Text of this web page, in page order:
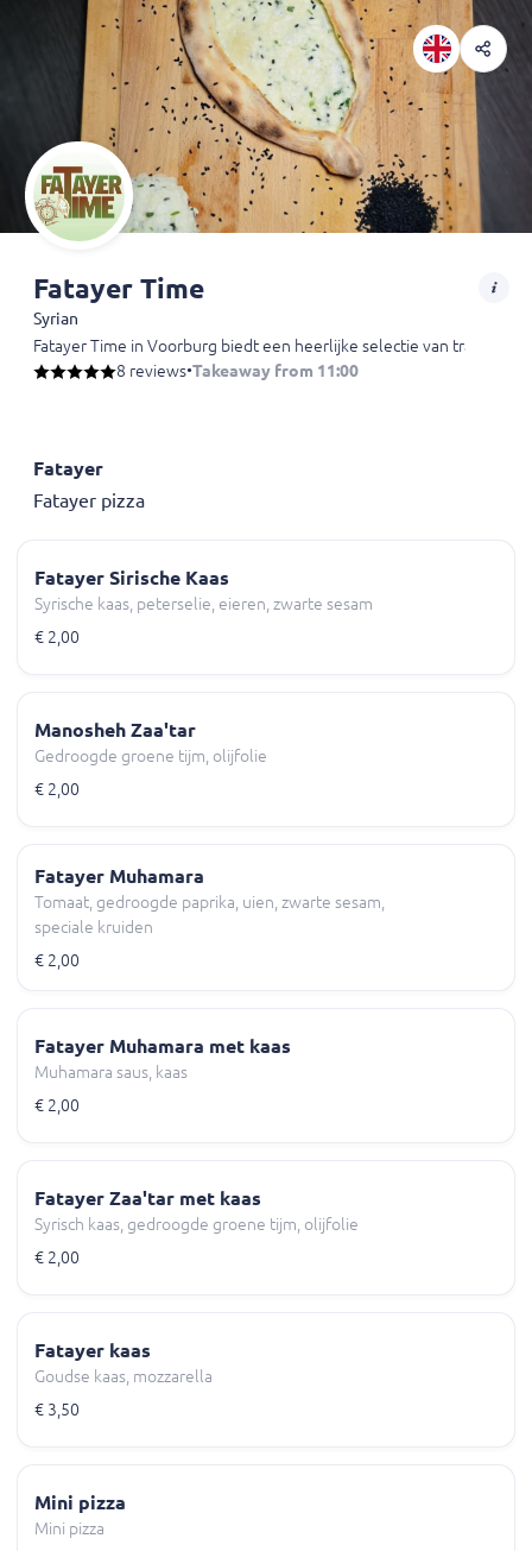
Fatayer Time
Syrian
Fatayer Time in Voorburg biedt een heerlijke selectie van
8 reviews•Takeaway from 11:00
Fatayer
Fatayer pizza
Fatayer Sirische Kaas
Syrische kaas, peterselie, eieren, zwarte sesam
€ 2,00
Manosheh Zaa'tar
Gedroogde groene tijm, olijfolie
€ 2,00
Fatayer Muhamara
Tomaat, gedroogde paprika, uien, zwarte sesam,
speciale kruiden
€ 2,00
Fatayer Muhamara met kaas
Muhamara saus, kaas
€ 2,00
Fatayer Zaa'tar met kaas
Syrisch kaas, gedroogde groene tijm, olijfolie
€ 2,00
Fatayer kaas
Goudse kaas, mozzarella
€ 3,50
Mini pizza
Mini pizza